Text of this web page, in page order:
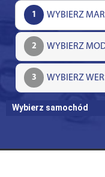
1
2
3
Wybierz samochód